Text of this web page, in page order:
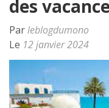
des
Parleblogdumono
Le 12 janvier 2024